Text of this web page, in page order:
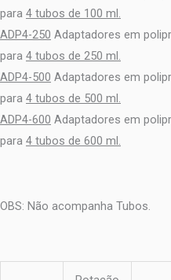
para 4 tubos de 100 ml.
ADP4-250 Adaptadores em
para 4 tubos de 250 ml.
ADP4-500 Adaptadores em
para 4 tubos de 500 ml.
ADP4-600 Adaptadores em
para 4 tubos de 600 ml.
OBS: Não acompanha Tubos.